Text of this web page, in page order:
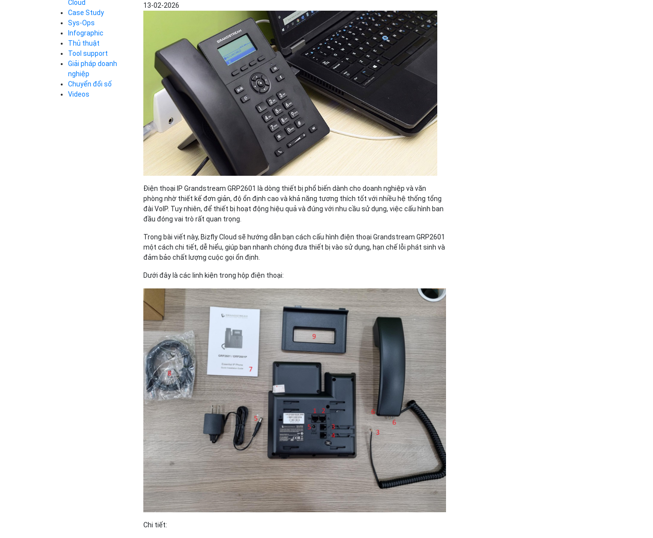
Bảng giá Bảng giá
Bảng giá Bảng giá
Bảng giá
Bảng giá
13-02-2026
Điện thoại IPGrandstream GRP2601 là dòng thiết bị phổ biến dành cho doanh nghiệp và văn
phòng nhờ thiết kế đơn giản, độ ổn định cao và khả năng tương thích tốt với nhiều hệ thống tổng
đài VoIP. Tuy nhiên, để thiết bị hoạt động hiệu quả và đúng với nhu cầu sử dụng, việc cấu hình ban
đầu đóng vai trò rất quan trọng.
Trong bài viết này, Bizfly Cloud sẽ hướng dẫn bạncách cấu hình điện thoại Grandstream GRP2601
một cách chi tiết, dễ hiểu, giúp bạn nhanh chóng đưa thiết bị vào sử dụng, hạn chế lỗi phát sinh và
đảm bảo chất lượng cuộc gọi ổn định.
Dưới đây là các linh kiện trong hộp điện thoại:
Chi tiết:
Cloud Database
Call Center
Business Email
Simple Storage
VPN
Traffic Manager
Cloud VPS
Kafka
Videos
Cloud
Q&A về Bizfly
Cloud Server
Thao tác kết nối
tới server
Videos
Q&A về Bizfly
Business Email
Videos
Case Study
Sys-Ops
Infographic
Thủ thuật
Tool support
Giải pháp doanh
nghiệp
Chuyển đổi số
Videos